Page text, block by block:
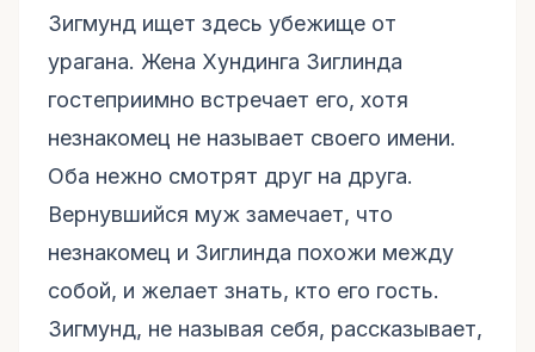
Зигмунд ищет здесь убежище от
урагана. Жена Хундинга Зиглинда
гостеприимно встречает его, хотя
незнакомец не называет своего имени.
Оба нежно смотрят друг на друга.
Вернувшийся муж замечает, что
незнакомец и Зиглинда похожи между
собой, и желает знать, кто его гость.
Зигмунд, не называя себя, рассказывает,